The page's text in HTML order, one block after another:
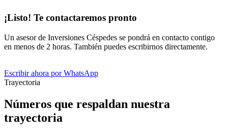
¡Listo! Te contactaremos pronto
Un asesor de Inversiones Céspedes se pondrá en contacto contigo
en menos de 2 horas. También puedes escribirnos directamente.
Escribir ahora por WhatsApp
Trayectoria
Números que respaldan nuestra
trayectoria